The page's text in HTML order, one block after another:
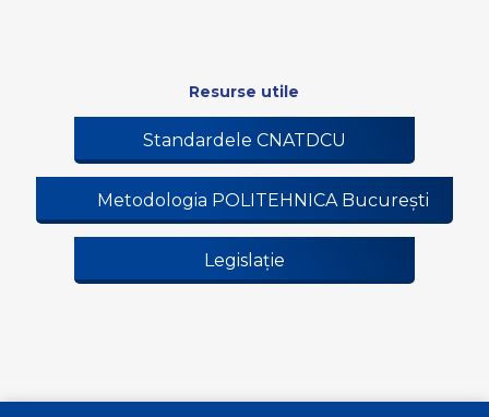
Resurse utile
Standardele CNATDCU
Metodologia POLITEHNICA București
Legislație